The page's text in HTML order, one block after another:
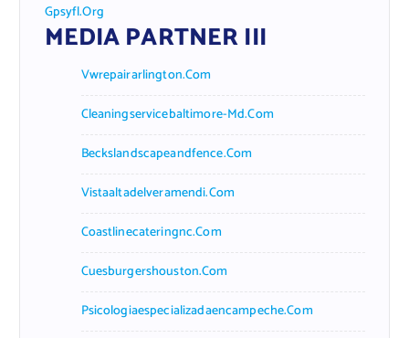
Gpsyfl.org
MEDIA PARTNER III
Vwrepairarlington.com
Cleaningservicebaltimore-Md.com
Beckslandscapeandfence.com
Vistaaltadelveramendi.com
Coastlinecateringnc.com
Cuesburgershouston.com
Psicologiaespecializadaencampeche.com